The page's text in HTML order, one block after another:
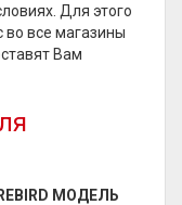
Для этого
во все магазины
Вам
МОДЕЛЬ